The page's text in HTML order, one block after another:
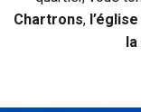
Chartrons,